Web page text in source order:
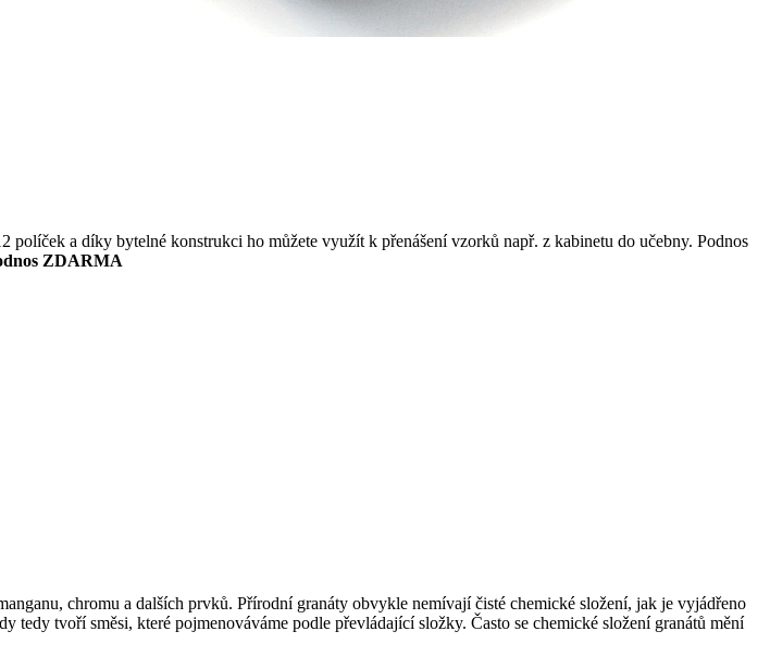
a díky bytelné konstrukci ho můžete využít k přenášení vzorků např. z kabinetu do učebny. Podnos
ZDARMA
chromu a dalších prvků. Přírodní granáty obvykle nemívají čisté chemické složení, jak je vyjádřeno
tvoří směsi, které pojmenováváme podle převládající složky. Často se chemické složení granátů mění